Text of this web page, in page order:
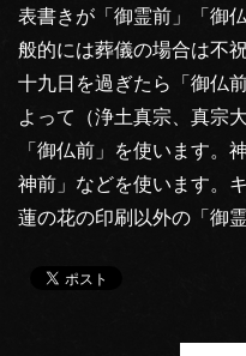
表書きが「御霊前」「御
般的には葬儀の場合は不
十九日を過ぎたら「御仏
よって（浄土真宗、真宗
「御仏前」を使います。
神前」などを使います。
蓮の花の印刷以外の「御